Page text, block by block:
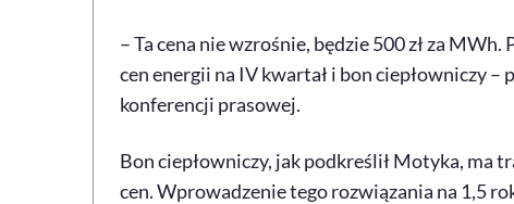
– Ta cena nie wzrośnie, będzie 500 zł za
cen energii na IV kwartał i bon ciepłowniczy
konferencji prasowej.
Bon ciepłowniczy, jak podkreślił Motyka, ma
cen. Wprowadzenie tego rozwiązania na 1,5